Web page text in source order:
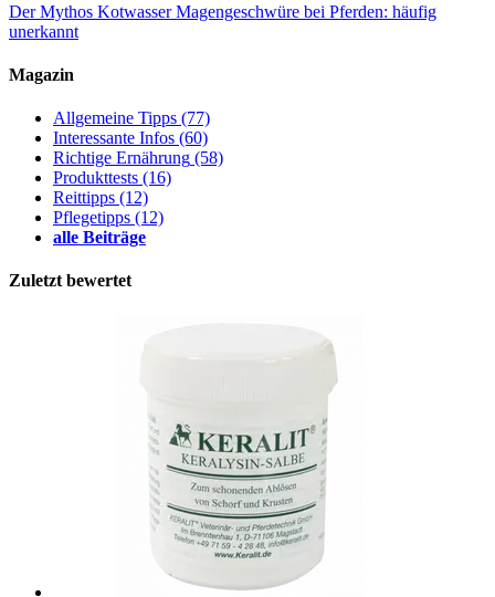
Der Mythos KotwasserMagengeschwüre bei Pferden: häufig
unerkannt
Magazin
Allgemeine Tipps (77)
Interessante Infos (60)
Richtige Ernährung (58)
Produkttests (16)
Reittipps (12)
Pflegetipps (12)
alle Beiträge
Zuletzt bewertet